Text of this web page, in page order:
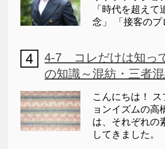
「時代を超え
念」 「接客のプ
4-7 コレだけは知っ
の知識～混紡・三者
こんにちは！
ョンイズムの高
は、それぞれの
してきました